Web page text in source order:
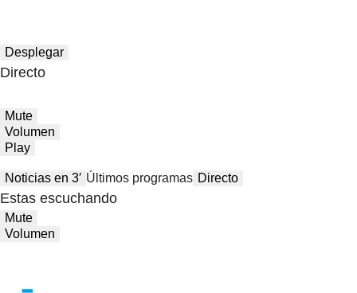
Desplegar
Directo
Mute
Volumen
Play
Noticias en 3′ Últimos programas Directo
Estas escuchando
Mute
Volumen